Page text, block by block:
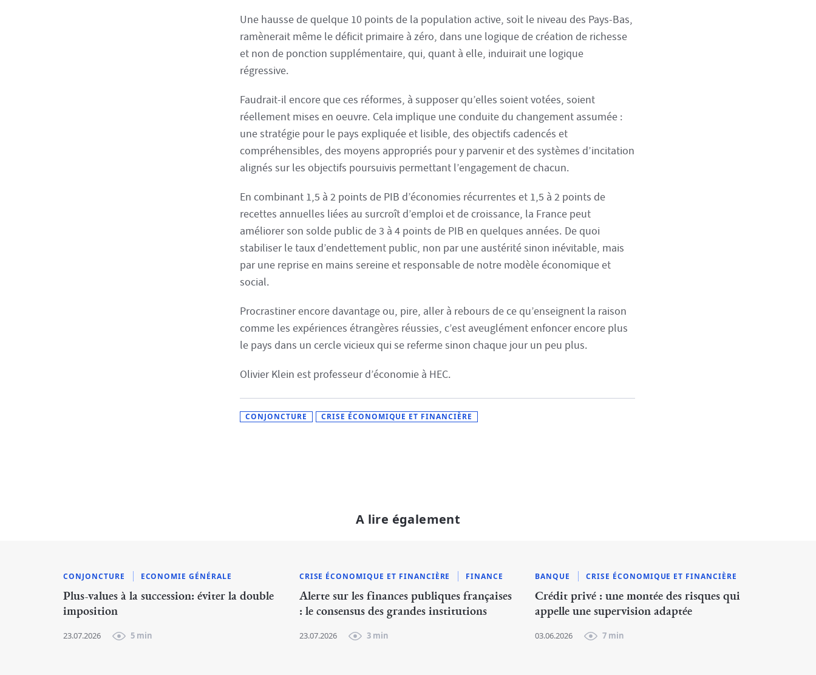
Une hausse de quelque 10 points de la population active, soit le niveau des Pays-Bas,
ramènerait même le déficit primaire à zéro, dans une logique de création de richesse
et non de ponction supplémentaire, qui, quant à elle, induirait une logique
régressive.
Faudrait-il encore que ces réformes, à supposer qu’elles soient votées, soient
réellement mises en oeuvre. Cela implique une conduite du changement assumée :
une stratégie pour le pays expliquée et lisible, des objectifs cadencés et
compréhensibles, des moyens appropriés pour y parvenir et des systèmes d’incitation
alignés sur les objectifs poursuivis permettant l’engagement de chacun.
En combinant 1,5 à 2 points de PIB d’économies récurrentes et 1,5 à 2 points de
recettes annuelles liées au surcroît d’emploi et de croissance, la France peut
améliorer son solde public de 3 à 4 points de PIB en quelques années. De quoi
stabiliser le taux d’endettement public, non par une austérité sinon inévitable, mais
par une reprise en mains sereine et responsable de notre modèle économique et
social.
Procrastiner encore davantage ou, pire, aller à rebours de ce qu’enseignent la raison
comme les expériences étrangères réussies, c’est aveuglément enfoncer encore plus
le pays dans un cercle vicieux qui se referme sinon chaque jour un peu plus.
Olivier Klein est professeur d’économie à HEC.
CONJONCTURE CRISE ÉCONOMIQUE ET FINANCIÈRE
A lire également
CONJONCTURE ECONOMIE GÉNÉRALE
Plus-values à la succession: éviter la double
imposition
23.07.2026 5 min
CRISE ÉCONOMIQUE ET FINANCIÈRE FINANCE
Alerte sur les finances publiques françaises
: le consensus des grandes institutions
23.07.2026 3 min
BANQUE CRISE ÉCONOMIQUE ET FINANCIÈRE
Crédit privé : une montée des risques qui
appelle une supervision adaptée
03.06.2026 7 min